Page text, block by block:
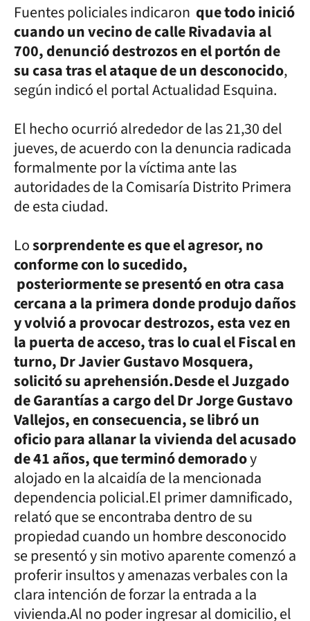
Fuentes policiales indicaron que todo inició
cuando un vecino de calle Rivadavia al
700, denunció destrozos en el portón de
su casa tras el ataque de un desconocido,
según indicó el portal Actualidad Esquina.
El hecho ocurrió alrededor de las 21,30 del
jueves, de acuerdo con la denuncia radicada
formalmente por la víctima ante las
autoridades de la Comisaría Distrito Primera
de esta ciudad.
Losorprendente es que el agresor, no
conforme con lo sucedido,
posteriormente se presentó en otra casa
cercana a la primera donde produjo daños
y volvió a provocar destrozos, esta vez en
la puerta de acceso, tras lo cual el Fiscal en
turno, Dr Javier Gustavo Mosquera,
solicitó su aprehensión.Desde el Juzgado
de Garantías a cargo del Dr Jorge Gustavo
Vallejos, en consecuencia, se libró un
oficio para allanar la vivienda del acusado
de 41 años, que terminó demoradoy
alojado en la alcaidía de la mencionada
dependencia policial.El primer damnificado,
relató que se encontraba dentro de su
propiedad cuando un hombre desconocido
se presentó y sin motivo aparente comenzó a
proferir insultos y amenazas verbales con la
clara intención de forzar la entrada a la
vivienda.Al no poder ingresar al domicilio, el